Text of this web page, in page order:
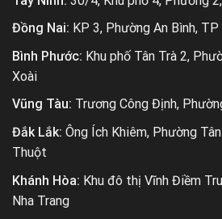
Đồng Nai: KP 3, Phường An Bình,
Bình Phước: Khu phố Tân Trà 2,
Xoài
Vũng Tàu: Trương Công Định,
Đắk Lắk: Ông Ích Khiêm, Phường
Thuột
Khánh Hòa: Khu đô thị Vĩnh Điềm
Nha Trang